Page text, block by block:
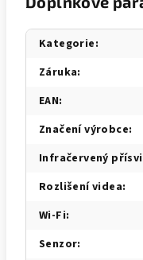
Kategorie:
Záruka:
EAN:
Značení výrobce:
Infračervený
Rozlišení videa:
Wi-Fi:
Senzor: